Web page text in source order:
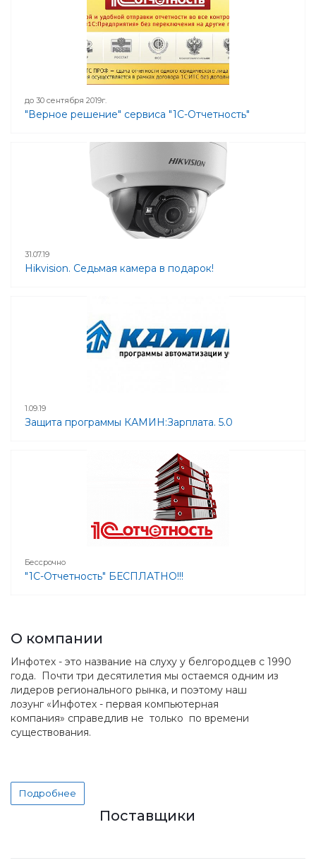
до 30 сентября 2019г.
"Верное решение" сервиса "1С-Отчетность"
31.07.19
Hikvision. Седьмая камера в подарок!
1.09.19
Защита программы КАМИН:Зарплата. 5.0
Бессрочно
"1С-Отчетность" БЕСПЛАТНО!!!
О компании
Инфотех - это название на слуху у белгородцев с 1990
года. Почти три десятилетия мы остаемся одним из
лидеров регионального рынка, и поэтому наш
лозунг «Инфотех - первая компьютерная
компания» справедлив не только по времени
существования.
Подробнее
Поставщики